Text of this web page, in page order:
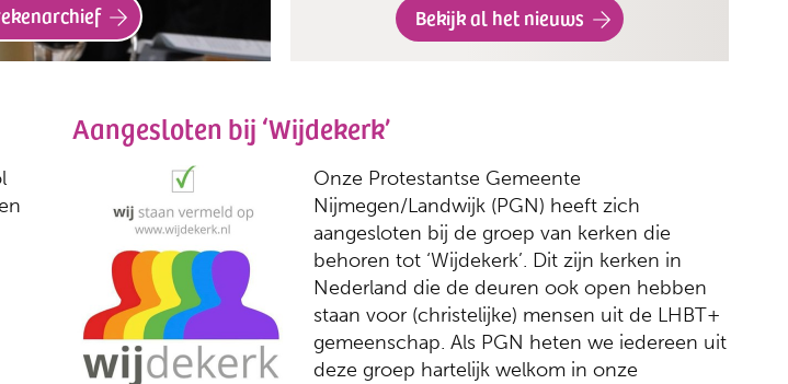
Bekijk al het nieuws
Aangesloten bij ‘Wijdekerk’
Onze Protestantse Gemeente
Nijmegen/Landwijk (PGN) heeft zich
aangesloten bij de groep van kerken die
behoren tot ‘Wijdekerk’. Dit zijn kerken in
Nederland die de deuren ook open hebben
staan voor (christelijke) mensen uit de LHBT+
gemeenschap. Als PGN heten we iedereen uit
deze groep hartelijk welkom in onze